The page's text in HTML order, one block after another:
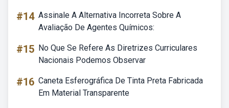
#14 Assinale A Alternativa Incorreta Sobre A
Avaliação De Agentes Químicos:
#15 No Que Se Refere As Diretrizes Curriculares
Nacionais Podemos Observar
#16 Caneta Esferográfica De Tinta Preta Fabricada
Em Material Transparente